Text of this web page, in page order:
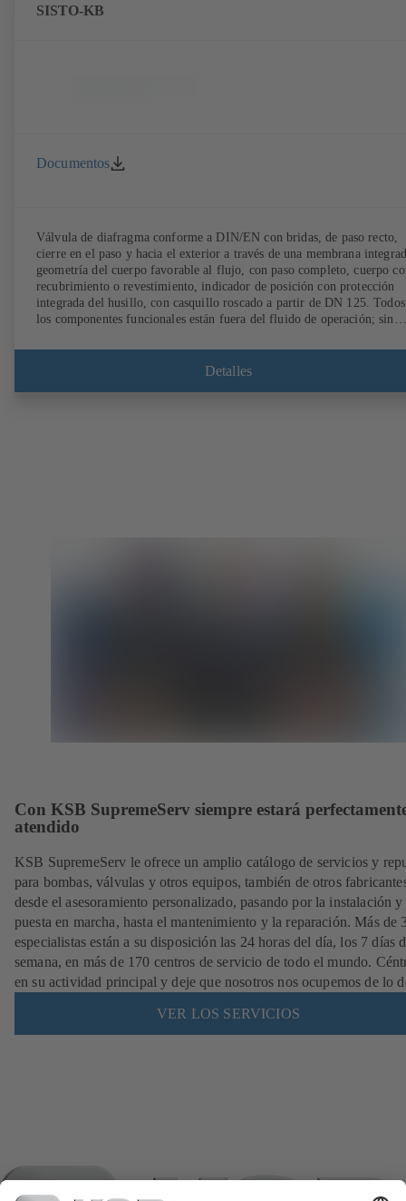
SISTO-KB
Documentos
Válvula de diafragma conforme a DIN/EN con bridas, de paso recto,
cierre en el paso y hacia el exterior a través de una membrana
geometría del cuerpo favorable al flujo, con paso completo, cuerpo
recubrimiento o revestimiento, indicador de posición con protección
integrada del husillo, con casquillo roscado a partir de DN 125. Todos
los componentes funcionales están fuera del fluido de operación; sin
Detalles
Con KSB SupremeServ siempre estará
atendido
KSB SupremeServ le ofrece un amplio catálogo de servicios y
para bombas, válvulas y otros equipos, también de otros
desde el asesoramiento personalizado, pasando por la instalación y
puesta en marcha, hasta el mantenimiento y la reparación. Más de
especialistas están a su disposición las 24 horas del día, los 7 días
semana, en más de 170 centros de servicio de todo el mundo.
en su actividad principal y deje que nosotros nos ocupemos de lo
VER LOS SERVICIOS